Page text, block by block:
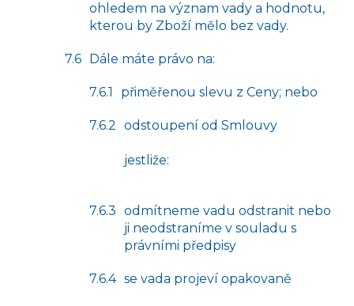
ohledem na význam vady a hodnotu,
kterou by Zboží mělo bez vady.
Dále máte právo na:
přiměřenou slevu z Ceny; nebo
odstoupení od Smlouvy
jestliže:
odmítneme vadu odstranit nebo
ji neodstraníme v souladu s
právními předpisy
se vada projeví opakovaně